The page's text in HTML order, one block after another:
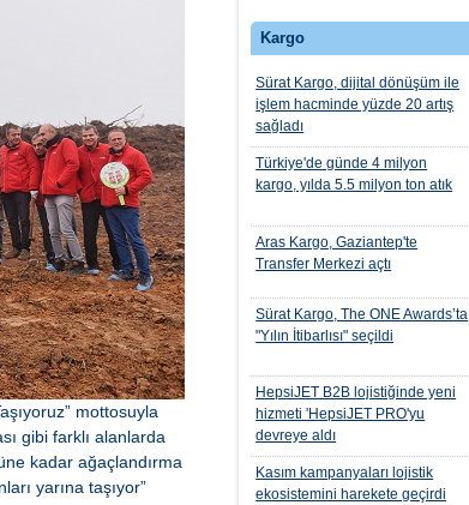
Kargo
Sürat Kargo, dijital dönüşüm ile
işlem hacminde yüzde 20 artış
sağladı
Türkiye'de günde 4 milyon
kargo, yılda 5.5 milyon ton atık
Aras Kargo, Gaziantep'te
Transfer Merkezi açtı
Sürat Kargo, The ONE Awards’ta
"Yılın İtibarlısı" seçildi
HepsiJET B2B lojistiğinde yeni
hizmeti 'HepsiJET PRO'yu
devreye aldı
Kasım kampanyaları lojistik
ekosistemini harekete geçirdi
mottosuyla
gibi farklı alanlarda
kadar ağaçlandırma
yarına taşıyor”